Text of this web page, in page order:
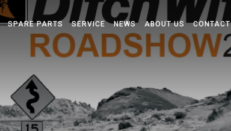
SPARE PARTS SERVICE
NEWS
LATEST
NEWS
ABOUT US CONTACT